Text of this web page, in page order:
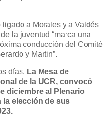
a Morales y a Valdés
la juventud “marca una
conducción del Comité
y Martin”.
días. La Mesa de
de la UCR, convocó
diciembre al Plenario
la elección de sus